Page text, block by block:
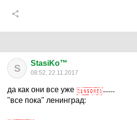
S StasiKo™
08:52, 22.11.2017
да как они все уже
......
"все пока" ленинград: